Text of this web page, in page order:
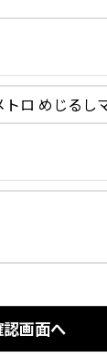
認画面へ